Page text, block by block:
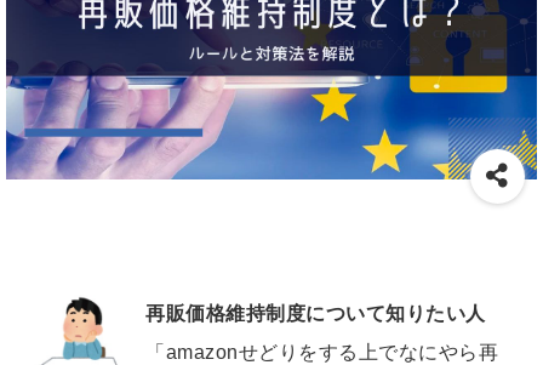
再販価格維持制度について知りたい人
「amazonせどりをする上でなにやら再